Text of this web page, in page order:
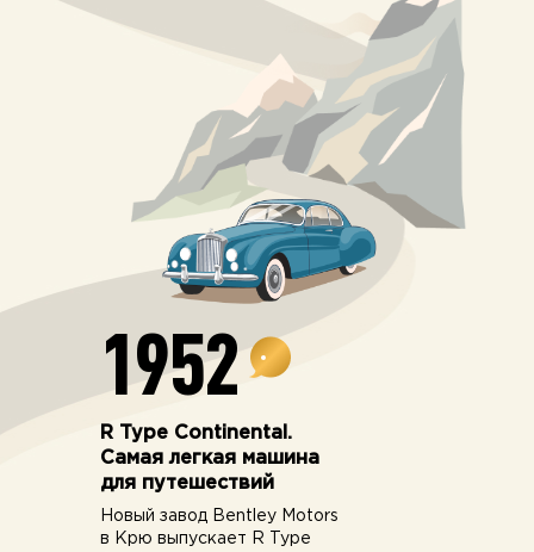
1952
R Type Continental.
Самая легкая машина
для путешествий
Новый завод Bentley Motors
в Крю выпускает R Type